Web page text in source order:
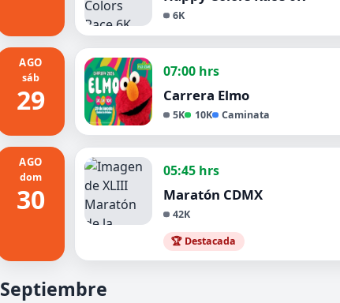
6K
AGO
sáb
29
07:00 hrs
Carrera Elmo
5K 10K Caminata
AGO
dom
30
05:45 hrs
Maratón CDMX
42K
🏆 Destacada
Septiembre